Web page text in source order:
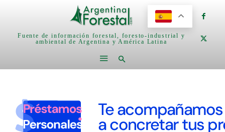
Fuente de información forestal, foresto-industrial y
ambiental de Argentina y América Latina